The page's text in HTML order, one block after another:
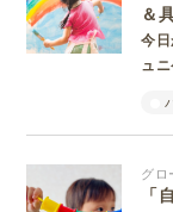
＆
今
ュ
グロ
「